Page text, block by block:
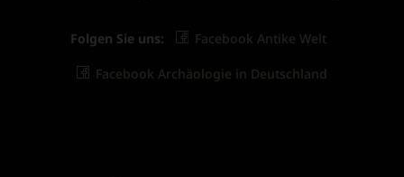
Folgen Sie uns: Facebook Antike Welt
Facebook Archäologie in Deutschland